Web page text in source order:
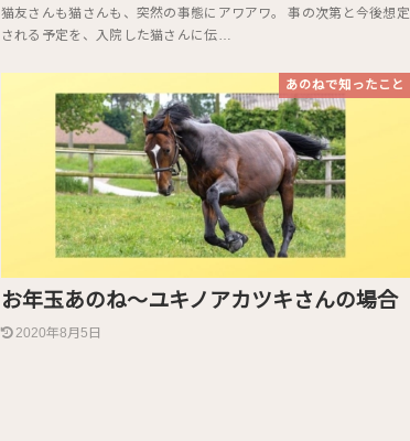
猫友さんも猫さんも、突然の事態にアワアワ。 事の次第と今後想定
される予定を、入院した猫さんに伝…
あのねで知ったこと
お年玉あのね〜ユキノアカツキさんの場合
2020年8月5日